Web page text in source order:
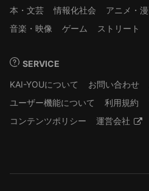
本・文芸
情報化社会 アニメ・
音楽・映像
ゲーム ストリート
SERVICE
KAI-YOUについて
お問い合わせ
ユーザー機能について
利用規約
コンテンツポリシー
運営会社